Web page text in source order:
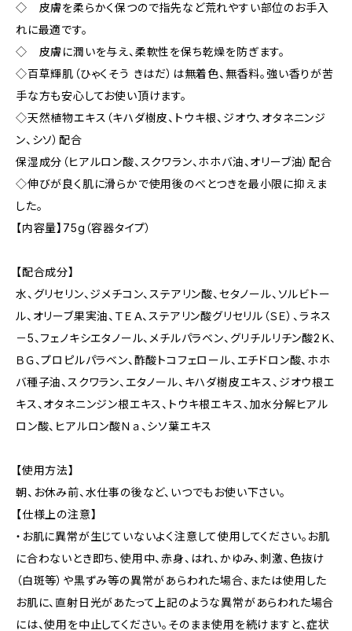
◇ 皮膚を柔らかく保つので指先など荒れやすい部位のお手入
れに最適です。
◇ 皮膚に潤いを与え、柔軟性を保ち乾燥を防ぎます。
◇百草輝肌（ひゃくそう きはだ）は無着色、無香料。強い香りが苦
手な方も安心してお使い頂けます。
◇天然植物エキス（キハダ樹皮、トウキ根、ジオウ、オタネニンジ
ン、シソ）配合
保湿成分（ヒアルロン酸、スクワラン、ホホバ油、オリーブ油）配合
◇伸びが良く肌に滑らかで使用後のべとつきを最小限に抑えま
した。
【内容量】75g（容器タイプ）
【配合成分】
水、グリセリン、ジメチコン、ステアリン酸、セタノール、ソルビトー
ル、オリーブ果実油、ＴＥＡ、ステアリン酸グリセリル（ＳＥ）、ラネス
－5、フェノキシエタノール、メチルパラベン、グリチルリチン酸2Ｋ、
ＢＧ、プロピルパラベン、酢酸トコフェロール、エチドロン酸、ホホ
バ種子油、スクワラン、エタノール、キハダ樹皮エキス、ジオウ根エ
キス、オタネニンジン根エキス、トウキ根エキス、加水分解ヒアル
ロン酸、ヒアルロン酸Ｎａ、シソ葉エキス
【使用方法】
朝、お休み前、水仕事の後など、いつでもお使い下さい。
【仕様上の注意】
・お肌に異常が生じていないよく注意して使用してください。お肌
に合わないとき即ち、使用中、赤身、はれ、かゆみ、刺激、色抜け
（白斑等）や黒ずみ等の異常があらわれた場合、または使用した
お肌に、直射日光があたって上記のような異常があらわれた場合
には、使用を中止してください。そのまま使用を続けますと、症状